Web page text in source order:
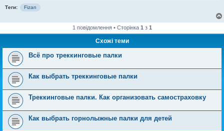
Теги: Fizan
1 повідомлення • Сторінка 1 з 1
Схожі теми
Всё про треккинговые палки
Как выбрать треккинговые палки
Треккинговые палки. Как организовать самостраховку
Как выбрать горнолыжные палки для детей